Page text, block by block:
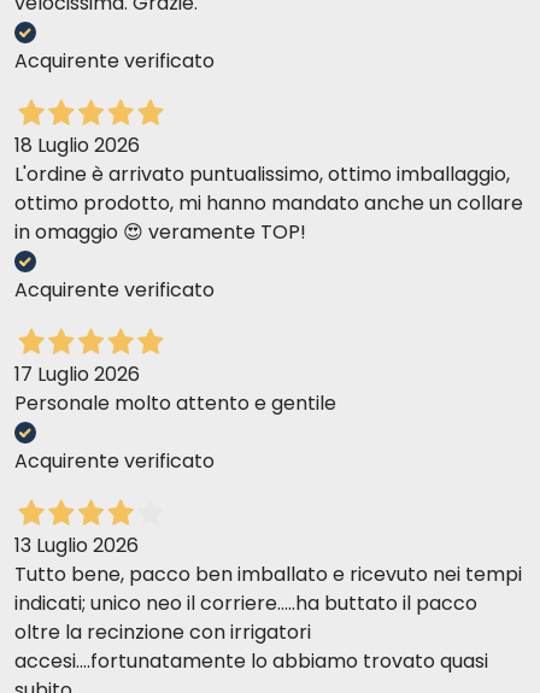
Composition
Additifs nutritionnels
Composition analytique
Composition
Additifs nutritionnels
Composition analytique
gradito dalla gatta destinataria dell'acquisto
VERONICA D
30-04-2018
Ho un bengala che ha diversi problemi di digestione..con queste
scatolette abbiamo risolto alla grande
claudia b
OTTIMO PRODOTTO CON IL QUALE SONO STATI RISOLTI PROBLEMI DI
INTOLLERANZE.
Monoproteico ottimo. Raro da trovare in commercio, lo trovo solo
qui.
Grazia C
Tra i migliori monoproteici grain free sul mercato. Tutti i miei gatti li
Acquirente verificato
18 Luglio 2026
L'ordine è arrivato puntualissimo, ottimo imballaggio,
ottimo prodotto, mi hanno mandato anche un collare
in omaggio 😍 veramente TOP!
Acquirente verificato
17 Luglio 2026
Personale molto attento e gentile
Acquirente verificato
13 Luglio 2026
Tutto bene, pacco ben imballato e ricevuto nei tempi
indicati; unico neo il corriere.....ha buttato il pacco
oltre la recinzione con irrigatori
accesi....fortunatamente lo abbiamo trovato quasi